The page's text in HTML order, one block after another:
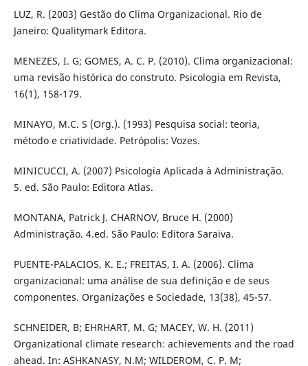
LUZ, R. (2003) Gestão do Clima Organizacional. Rio de
Janeiro: Qualitymark Editora.
MENEZES, I. G; GOMES, A. C. P. (2010). Clima organizacional:
uma revisão histórica do construto. Psicologia em Revista,
16(1), 158-179.
MINAYO, M.C. S (Org.). (1993) Pesquisa social: teoria,
método e criatividade. Petrópolis: Vozes.
MINICUCCI, A. (2007) Psicologia Aplicada à Administração.
5. ed. São Paulo: Editora Atlas.
MONTANA, Patrick J. CHARNOV, Bruce H. (2000)
Administração. 4.ed. São Paulo: Editora Saraiva.
PUENTE-PALACIOS, K. E.; FREITAS, I. A. (2006). Clima
organizacional: uma análise de sua definição e de seus
componentes. Organizações e Sociedade, 13(38), 45-57.
SCHNEIDER, B; EHRHART, M. G; MACEY, W. H. (2011)
Organizational climate research: achievements and the road
ahead. In: ASHKANASY, N.M; WILDEROM, C. P. M;